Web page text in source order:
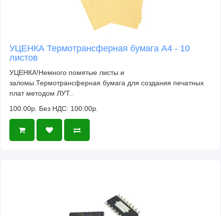
УЦЕНКА Термотрансферная бумага А4 - 10
листов
УЦЕНКА!Немного помятые листы и
заломы.Термотрансферная бумага для создания печатных
плат методом ЛУТ..
100.00р. Без НДС: 100.00р.